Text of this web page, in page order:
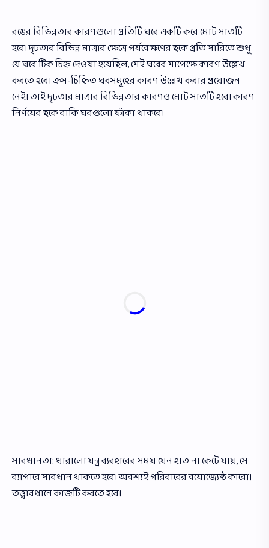
রঙের বিভিন্নতার কারণগুলাে প্রতিটি ঘরে একটি করে মােট সাতটি
হবে। দৃঢ়তার বিভিন্ন মাত্রার ক্ষেত্রে পর্যবেক্ষণের ছকে প্রতি সারিতে শুধু
যে ঘরে টিক চিহ্ন দেওয়া হয়েছিল, সেই ঘরের সাপেক্ষে কারণ উল্লেখ
করতে হবে। ক্রস-চিহ্নিত ঘরসমূহের কারণ উল্লেখ করার প্রয়োজন
নেই। তাই দৃঢ়তার মাত্রার বিভিন্নতার কারণও মােট সাতটি হবে। কারণ
নির্ণয়ের ছকে বাকি ঘরগুলাে ফাঁকা থাকবে।
সাবধানতা: ধারালাে যন্ত্র ব্যবহারের সময় যেন হাত না কেটে যায়, সে
ব্যাপারে সাবধান থাকতে হবে। অবশ্যই পরিবারের বয়ােজ্যেষ্ঠ কারাে।
তত্ত্বাবধানে কাজটি করতে হবে।